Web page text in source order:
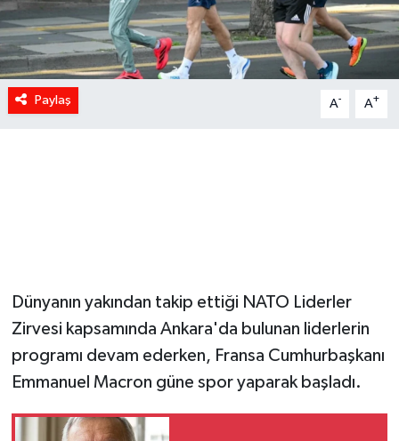
Paylaş A- A+
Dünyanın yakından takip ettiği NATO Liderler
Zirvesi kapsamında Ankara'da bulunan liderlerin
programı devam ederken, Fransa Cumhurbaşkanı
Emmanuel Macron güne spor yaparak başladı.